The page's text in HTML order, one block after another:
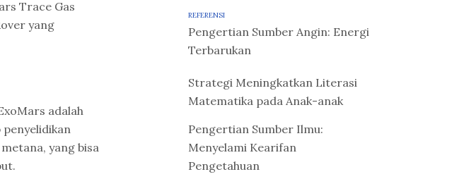
Trace Gas
yang
adalah
yang bisa
REFERENSI
Pengertian Sumber Angin: Energi
Terbarukan
Strategi Meningkatkan Literasi
Matematika pada Anak-anak
Pengertian Sumber Ilmu:
Menyelami Kearifan
Pengetahuan